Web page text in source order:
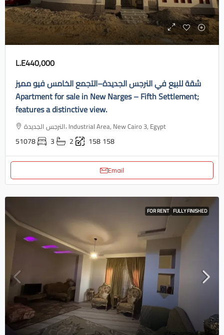
L.E440,000
شقة للبيع في النرجس الجديدة–التجمع الخامس فيو مميز
Apartment for sale in New Narges – Fifth Settlement;
features a distinctive view.
النرجس الجديدة، Industrial Area, New Cairo 3, Egypt
51078 3 2 158158
Email
FOR RENT FULLY FINISHED